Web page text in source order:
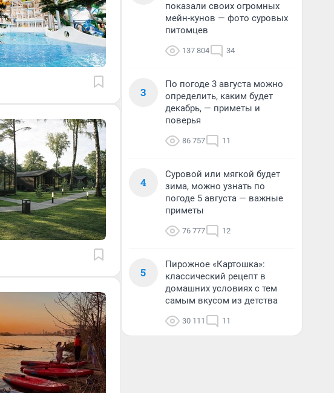
показали своих огромных
мейн-кунов — фото суровых
питомцев
137 804 34
3
По погоде 3 августа можно
определить, каким будет
декабрь, — приметы и
поверья
86 757 11
4
Суровой или мягкой будет
зима, можно узнать по
погоде 5 августа — важные
приметы
76 777 12
5
Пирожное «Картошка»:
классический рецепт в
домашних условиях с тем
самым вкусом из детства
30 111 11